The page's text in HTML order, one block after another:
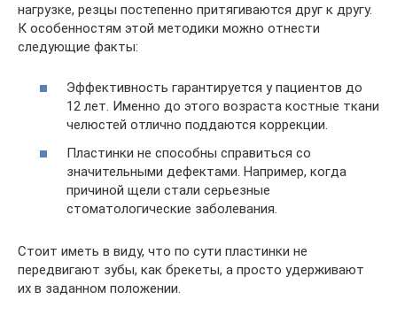
нагрузке, резцы постепенно притягиваются друг к другу.
К особенностям этой методики можно отнести
следующие факты:
Эффективность гарантируется у пациентов до
12 лет. Именно до этого возраста костные ткани
челюстей отлично поддаются коррекции.
Пластинки не способны справиться со
значительными дефектами. Например, когда
причиной щели стали серьезные
стоматологические заболевания.
Стоит иметь в виду, что по сути пластинки не
передвигают зубы, как брекеты, а просто удерживают
их в заданном положении.